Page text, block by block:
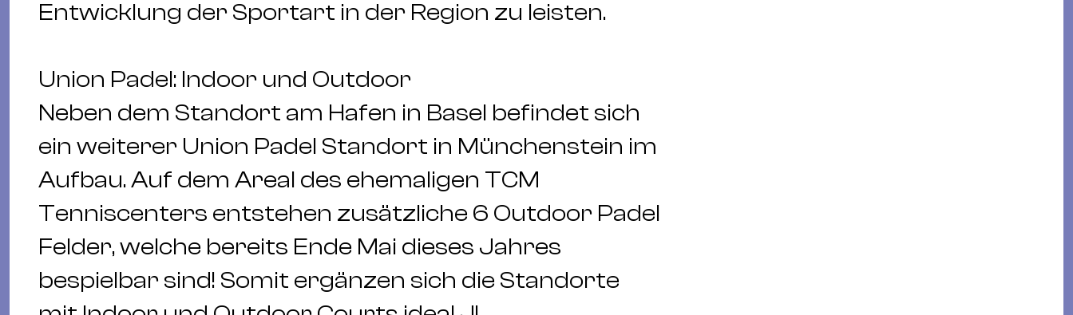
Entwicklung der Sportart in der Region zu leisten.
Union Padel: Indoor und Outdoor
Neben dem Standort am Hafen in Basel befindet sich
ein weiterer Union Padel Standort in Münchenstein im
Aufbau. Auf dem Areal des ehemaligen TCM
Tenniscenters entstehen zusätzliche 6 Outdoor Padel
Felder, welche bereits Ende Mai dieses Jahres
bespielbar sind! Somit ergänzen sich die Standorte